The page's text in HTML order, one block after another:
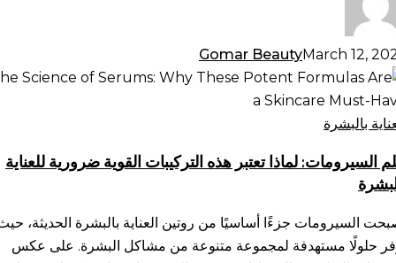
Gomar BeautyMarch 12,
بالبشرة
السيرومات: لماذا تعتبر هذه التركيبات القوية ضرورية للعناية
السيرومات جزءًا أساسيًا من روتين العناية بالبشرة الحديثة،
حلولًا مستهدفة لمجموعة متنوعة من مشاكل البشرة. على عكس